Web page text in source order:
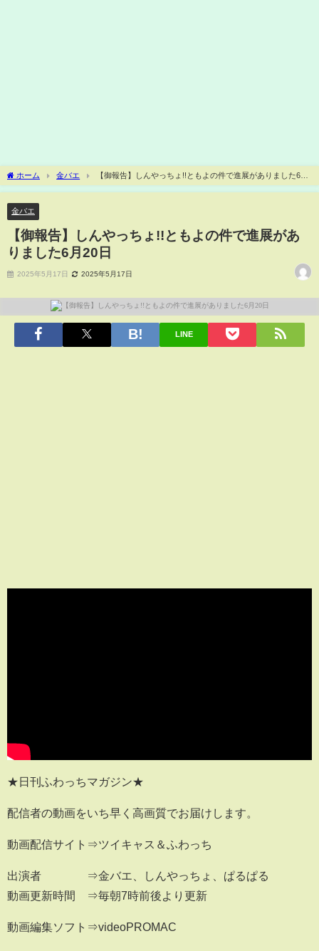
ホーム 金バエ
【御報告】しんやっちょ!!ともよの件で進展がありました6月
20日
金バエ
【御報告】しんやっちょ!!ともよの件で進展があ
りました6月20日
2025年5月17日 2025年5月17日
LINE
★日刊ふわっちマガジン★
配信者の動画をいち早く高画質でお届けします。
動画配信サイト⇒ツイキャス＆ふわっち
出演者 ⇒金バエ、しんやっちょ、ぱるぱる
動画更新時間 ⇒毎朝7時前後より更新
動画編集ソフト⇒videoPROMAC